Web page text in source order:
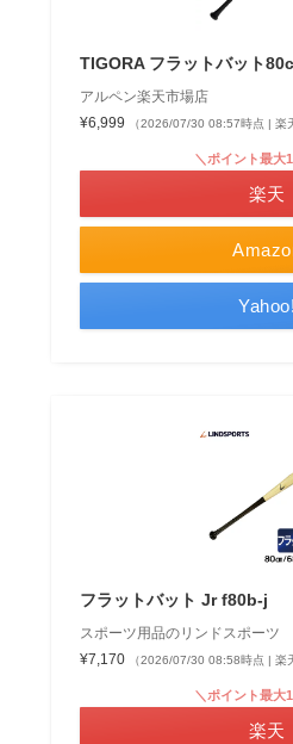
TIGORA フラットバット
アルペン楽天市場店
¥6,999
（2026/07/30 08:57時点 | 楽
＼ポイント最大
楽天
Yahoo!
フラットバット Jr f80b-j
スポーツ用品のリンドスポーツ
¥7,170
（2026/07/30 08:58時点 | 楽
＼ポイント最大
楽天